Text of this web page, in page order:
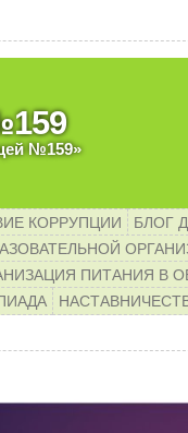
№159»
КОРРУПЦИИ БЛОГ
ПИТАНИЯ В